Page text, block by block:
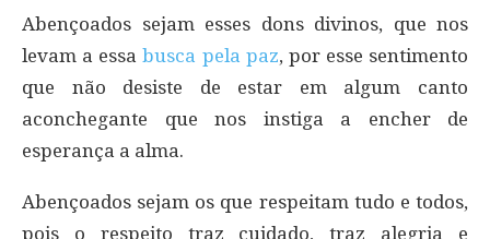
Abençoados sejam esses dons divinos, que nos
levam a essabusca pela paz, por esse sentimento
que não desiste de estar em algum canto
aconchegante que nos instiga a encher de
esperança a alma.
Abençoados sejam os que respeitam tudo e todos,
pois o respeito traz cuidado, traz alegria e